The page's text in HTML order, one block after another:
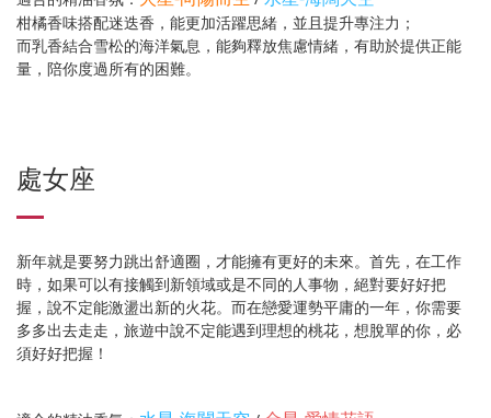
柑橘香味搭配迷迭香，能更加活躍思緒，並且提升專注力；
而乳香結合雪松的海洋氣息，能夠釋放焦慮情緒，有助於提供正能
量，陪你度過所有的困難。
處女座
新年就是要努力跳出舒適圈，才能擁有更好的未來。首先，在工作
時，如果可以有接觸到新領域或是不同的人事物，絕對要好好把
握，說不定能激盪出新的火花。而在戀愛運勢平庸的一年，你需要
多多出去走走，旅遊中說不定能遇到理想的桃花，想脫單的你，必
須好好把握！